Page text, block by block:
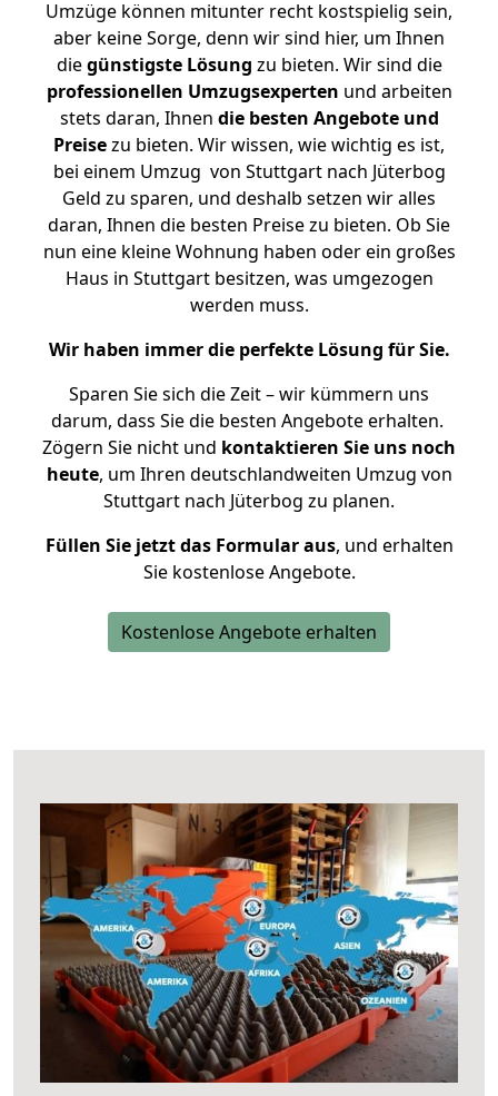
Umzüge können mitunter recht kostspielig sein,
aber keine Sorge, denn wir sind hier, um Ihnen
diegünstigste Lösung zu bieten. Wir sind die
professionellen Umzugsexperten und arbeiten
stets daran, Ihnen die besten Angebote und
Preisezu bieten. Wir wissen, wie wichtig es ist,
bei einem Umzug von Stuttgart nach Jüterbog
Geld zu sparen, und deshalb setzen wir alles
daran, Ihnen die besten Preise zu bieten. Ob Sie
nun eine kleine Wohnung haben oder ein großes
Haus in Stuttgart besitzen, was umgezogen
werden muss.
Wir haben immer die perfekte Lösung für Sie.
Sparen Sie sich die Zeit – wir kümmern uns
darum, dass Sie die besten Angebote erhalten.
Zögern Sie nicht und kontaktieren Sie uns noch
heute, um Ihren deutschlandweiten Umzug von
Stuttgart nach Jüterbog zu planen.
Füllen Sie jetzt das Formular aus, und erhalten
Sie kostenlose Angebote.
Kostenlose Angebote erhalten